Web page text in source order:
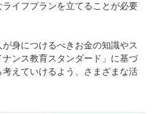
て
イフプランを立てることが必要
身につけるべきお金の知識やス
ンス教育スタンダード」に基づ
えていけるよう、さまざまな活